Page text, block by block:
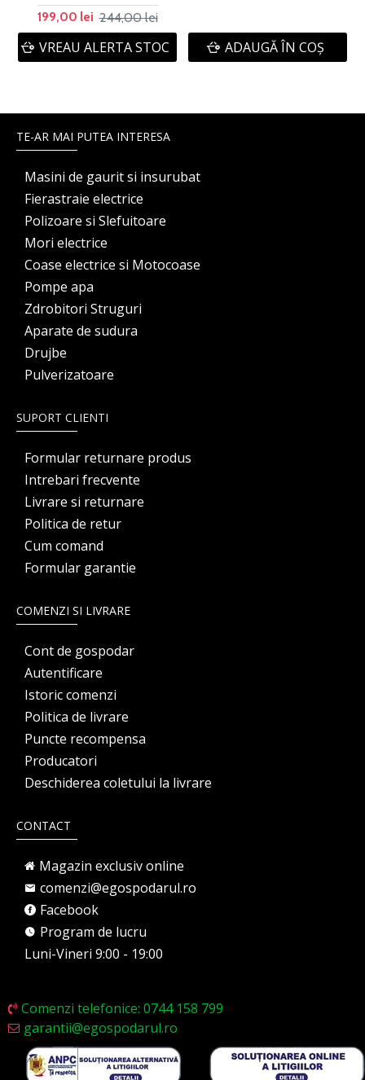
199,00 lei 244,00 lei
VREAU ALERTA STOC ADAUGĂ ÎN COŞ
TE-AR MAI PUTEA INTERESA
Masini de gaurit si insurubat
Fierastraie electrice
Polizoare si Slefuitoare
Mori electrice
Coase electrice si Motocoase
Pompe apa
Zdrobitori Struguri
Aparate de sudura
Drujbe
Pulverizatoare
SUPORT CLIENTI
Formular returnare produs
Intrebari frecvente
Livrare si returnare
Politica de retur
Cum comand
Formular garantie
COMENZI SI LIVRARE
Cont de gospodar
Autentificare
Istoric comenzi
Politica de livrare
Puncte recompensa
Producatori
Deschiderea coletului la livrare
CONTACT
Magazin exclusiv online
comenzi@egospodarul.ro
Facebook
Program de lucru
Luni-Vineri 9:00 - 19:00
Comenzi telefonice: 0744 158 799
garantii@egospodarul.ro